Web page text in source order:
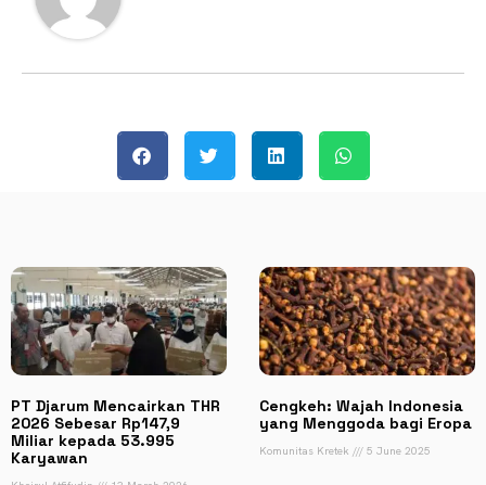
PT Djarum Mencairkan THR
2026 Sebesar Rp147,9
Miliar kepada 53.995
Karyawan
Cengkeh: Wajah Indonesia
yang Menggoda bagi Eropa
Komunitas Kretek 5 June 2025